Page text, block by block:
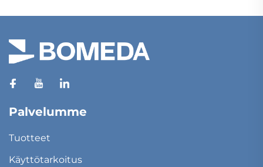
Palvelumme
Tuotteet
Käyttötarkoitus